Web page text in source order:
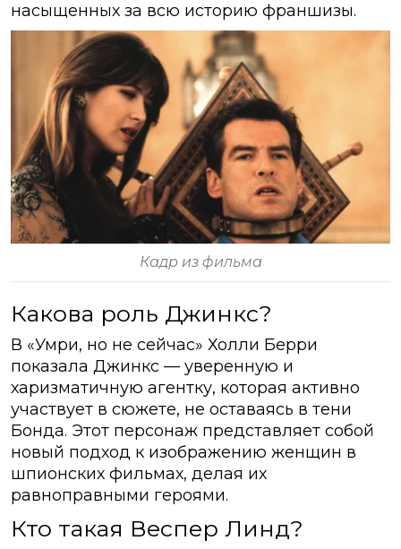
насыщенных за всю историю франшизы.
Кадр из фильма
Какова роль Джинкс?
В «Умри, но не сейчас» Холли Берри
показала Джинкс — уверенную и
харизматичную агентку, которая активно
участвует в сюжете, не оставаясь в тени
Бонда. Этот персонаж представляет собой
новый подход к изображению женщин в
шпионских фильмах, делая их
равноправными героями.
Кто такая Веспер Линд?